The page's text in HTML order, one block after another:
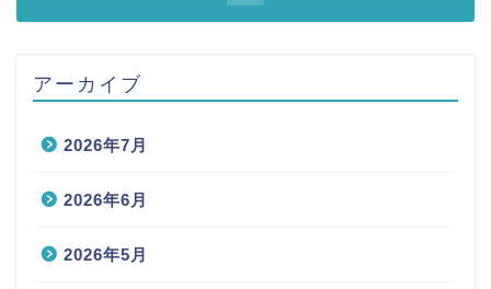
アーカイブ
2026年7月
2026年6月
2026年5月